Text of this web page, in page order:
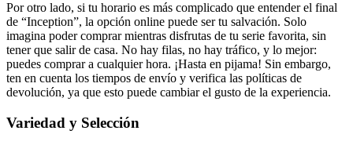
Por otro lado, si tu horario es más complicado que entender el final
de “Inception”, la opción online puede ser tu salvación. Solo
imagina poder comprar mientras disfrutas de tu serie favorita, sin
tener que salir de casa. No hay filas, no hay tráfico, y lo mejor:
puedes comprar a cualquier hora. ¡Hasta en pijama! Sin embargo,
ten en cuenta los tiempos de envío y verifica las políticas de
devolución, ya que esto puede cambiar el gusto de la experiencia.
Variedad y Selección